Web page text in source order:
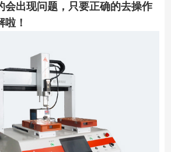
会出现问题，只要正确的去操作
！